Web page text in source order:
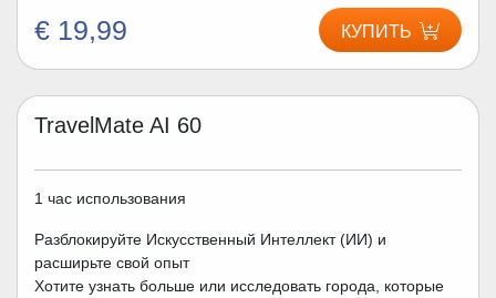
€ 19,99 КУПИТЬ
TravelMate AI 60
1 час использования
Разблокируйте Искусственный Интеллект (ИИ) и
расширьте свой опыт
Хотите узнать больше или исследовать города, которые